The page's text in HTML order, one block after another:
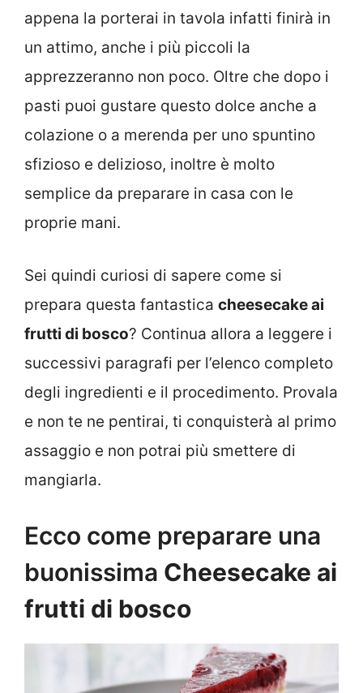
appena la porterai in tavola infatti finirà in
un attimo, anche i più piccoli la
apprezzeranno non poco. Oltre che dopo i
pasti puoi gustare questo dolce anche a
colazione o a merenda per uno spuntino
sfizioso e delizioso, inoltre è molto
semplice da preparare in casa con le
proprie mani.
Sei quindi curiosi di sapere come si
prepara questa fantastica cheesecake ai
frutti di bosco? Continua allora a leggere i
successivi paragrafi per l’elenco completo
degli ingredienti e il procedimento. Provala
e non te ne pentirai, ti conquisterà al primo
assaggio e non potrai più smettere di
mangiarla.
Ecco come preparare una
buonissima Cheesecake ai
frutti di bosco